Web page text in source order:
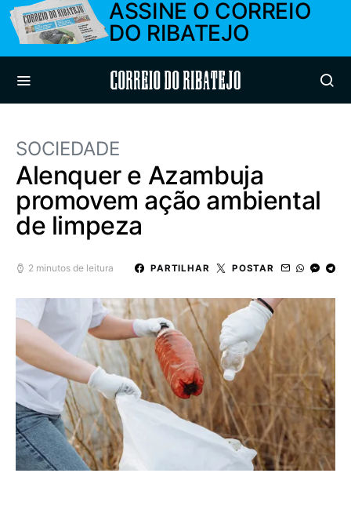
ASSINE O CORREIO
DO RIBATEJO
Correio do Ribatejo
SOCIEDADE
Alenquer e Azambuja
promovem ação ambiental
de limpeza
2 minutos de leitura PARTILHAR POSTAR